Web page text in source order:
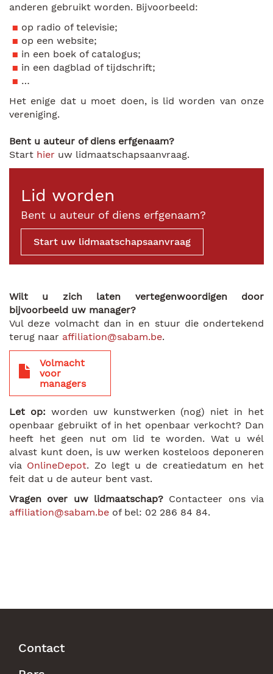
anderen gebruikt worden. Bijvoorbeeld:
op radio of televisie;
op een website;
in een boek of catalogus;
in een dagblad of tijdschrift;
…
Het enige dat u moet doen, is lid worden van onze
vereniging.
Bent u auteur of diens erfgenaam?
Start hier uw lidmaatschapsaanvraag.
Lid worden
Bent u auteur of diens erfgenaam?
Start uw lidmaatschapsaanvraag
Wilt u zich laten vertegenwoordigen door
bijvoorbeeld uw manager?
Vul deze volmacht dan in en stuur die ondertekend
terug naar affiliation@sabam.be.
Volmacht
voor
managers
Let op: worden uw kunstwerken (nog) niet in het
openbaar gebruikt of in het openbaar verkocht? Dan
heeft het geen nut om lid te worden. Wat u wél
alvast kunt doen, is uw werken kosteloos deponeren
via OnlineDepot. Zo legt u de creatiedatum en het
feit dat u de auteur bent vast.
Vragen over uw lidmaatschap? Contacteer ons via
affiliation@sabam.be of bel: 02 286 84 84.
Footer
Contact